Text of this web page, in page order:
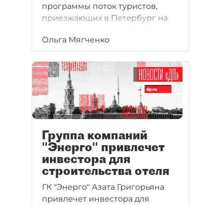
программы поток туристов,
приезжающих в Петербург на
оборот рынка медицинского
туризма — вырасти до 10 млрд
рублей в год.
Ольга Мягченко
Группа компаний
"Энерго" привлечет
инвестора для
строительства отеля
ГК "Энерго" Азата Григорьяна
привлечет инвестора для